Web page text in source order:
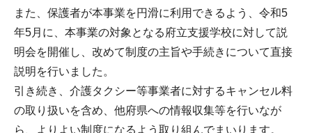
また、保護者が本事業を円滑に利用できるよう、令和5
年5月に、本事業の対象となる府立支援学校に対して説
明会を開催し、改めて制度の主旨や手続きについて直接
説明を行いました。
引き続き、介護タクシー等事業者に対するキャンセル料
の取り扱いを含め、他府県への情報収集等を行いなが
ら、よりよい制度になるよう取り組んでまいります。